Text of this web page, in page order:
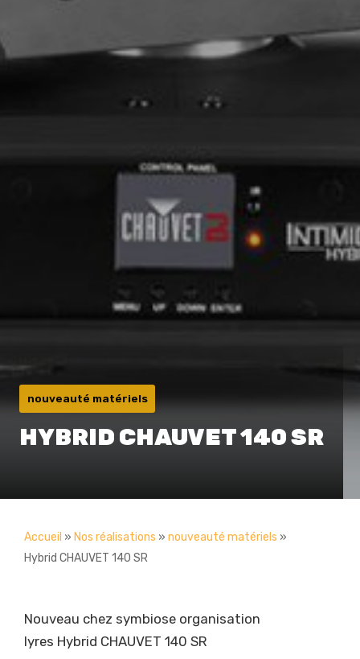
nouveauté matériels
HYBRID CHAUVET 140 SR
Accueil » Nos réalisations » nouveauté matériels »
Hybrid CHAUVET 140 SR
Nouveau chez symbiose organisation
lyres Hybrid CHAUVET 140 SR